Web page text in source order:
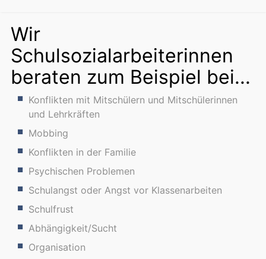
Wir
Schulsozialarbeiterinnen
beraten zum Beispiel bei...
Konflikten mit Mitschülern und Mitschülerinnen
und Lehrkräften
Mobbing
Konflikten in der Familie
Psychischen Problemen
Schulangst oder Angst vor Klassenarbeiten
Schulfrust
Abhängigkeit/Sucht
Organisation